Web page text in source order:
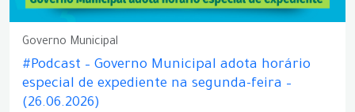
Governo Municipal
#Podcast – Governo Municipal adota horário
especial de expediente na segunda-feira –
(26.06.2026)